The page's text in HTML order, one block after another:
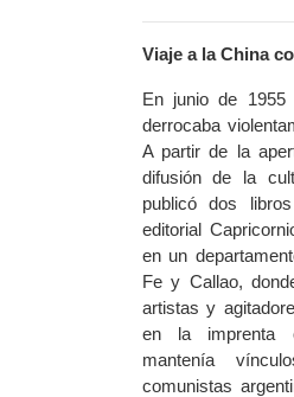
Viaje a la China
En junio de 1955
derrocaba
A partir de la
difusión de la
publicó dos
editorial
en un
Fe y Callao,
artistas y
en la imprenta
mantenía
comunistas